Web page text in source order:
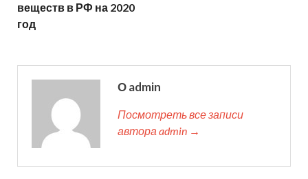
веществ в РФ на 2020
год
О admin
Посмотреть все записи
автора admin →